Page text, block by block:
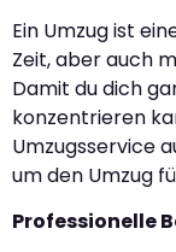
Ein Umzug ist
Zeit, aber auch
Damit du dich
konzentrieren
Umzugsservice
um den Umzug
Professionelle